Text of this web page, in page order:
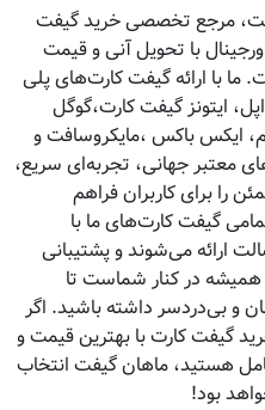
مرجع تخصصی خرید گیفت
با تحویل آنی و قیمت
ما با ارائه گیفت کارت‌های پلی
ایتونز گیفت کارت،گوگل
ایکس باکس ،مایکروسافت و
معتبر جهانی، تجربه‌ای سریع،
را برای کاربران فراهم
گیفت کارت‌های ما با
ارائه می‌شوند و پشتیبانی
همیشه در کنار شماست تا
و بی‌دردسر داشته باشید. اگر
گیفت کارت با بهترین قیمت و
هستید، ماهان گیفت انتخاب
بود!